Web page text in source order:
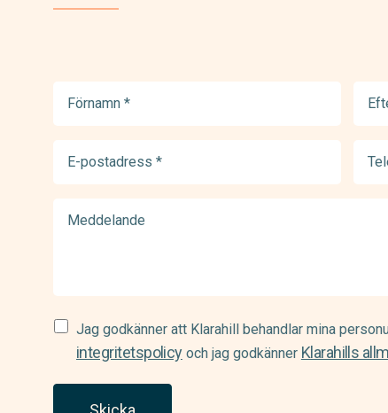
postadress
Samtycke
(Required)
Jag godkänner att Klarahill behandlar mina
integritetspolicyoch jag godkänner Klarahills